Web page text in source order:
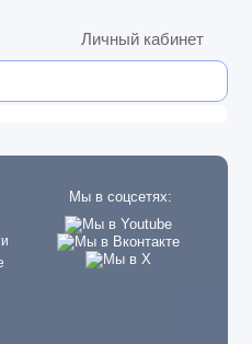
Личный кабинет
Мы в соцсетях: